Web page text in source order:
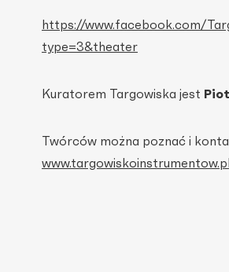
https://www.facebook.com/
type=3&theater
Kuratorem Targowiska jest
Twórców można poznać i
www.targowiskoinstrumentow.pl